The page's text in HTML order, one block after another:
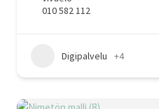
010 582 112
Digipalvelu +4